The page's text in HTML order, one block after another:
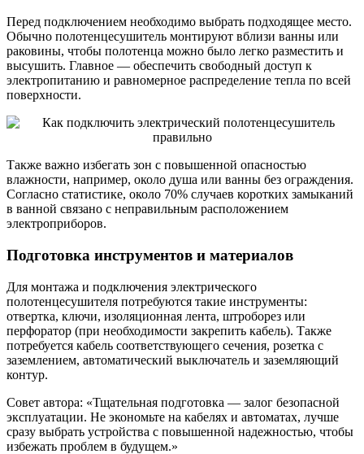
Перед подключением необходимо выбрать подходящее место.
Обычно полотенцесушитель монтируют вблизи ванны или
раковины, чтобы полотенца можно было легко разместить и
высушить. Главное — обеспечить свободный доступ к
электропитанию и равномерное распределение тепла по всей
поверхности.
Также важно избегать зон с повышенной опасностью
влажности, например, около душа или ванны без ограждения.
Согласно статистике, около 70% случаев коротких замыканий
в ванной связано с неправильным расположением
электроприборов.
Подготовка инструментов и материалов
Для монтажа и подключения электрического
полотенцесушителя потребуются такие инструменты:
отвертка, ключи, изоляционная лента, штроборез или
перфоратор (при необходимости закрепить кабель). Также
потребуется кабель соответствующего сечения, розетка с
заземлением, автоматический выключатель и заземляющий
контур.
Совет автора: «Тщательная подготовка — залог безопасной
эксплуатации. Не экономьте на кабелях и автоматах, лучше
сразу выбрать устройства с повышенной надежностью, чтобы
избежать проблем в будущем.»